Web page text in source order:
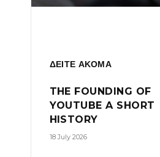
ΔΕΙΤΕ ΑΚΟΜΑ
THE FOUNDING OF
YOUTUBE A SHORT
HISTORY
18 July 2026